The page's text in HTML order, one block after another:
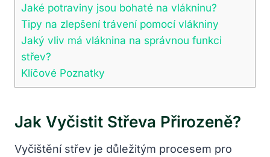
Jaké potraviny jsou bohaté na vlákninu?
Tipy na zlepšení trávení pomocí vlákniny
Jaký vliv má vláknina na správnou funkci
střev?
Klíčové Poznatky
Jak Vyčistit Střeva Přirozeně?
Vyčištění střev je důležitým procesem pro